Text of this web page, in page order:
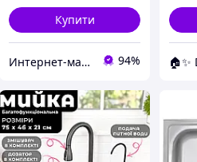
Купити
Интернет-магазин Строй Дом 94%